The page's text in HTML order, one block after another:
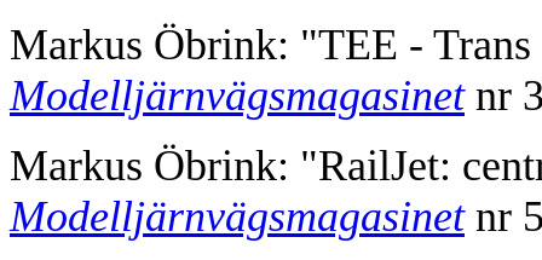
Markus Öbrink: "TEE -
Modelljärnvägsmagasinetnr
Markus Öbrink: "RailJet:
Modelljärnvägsmagasinetnr